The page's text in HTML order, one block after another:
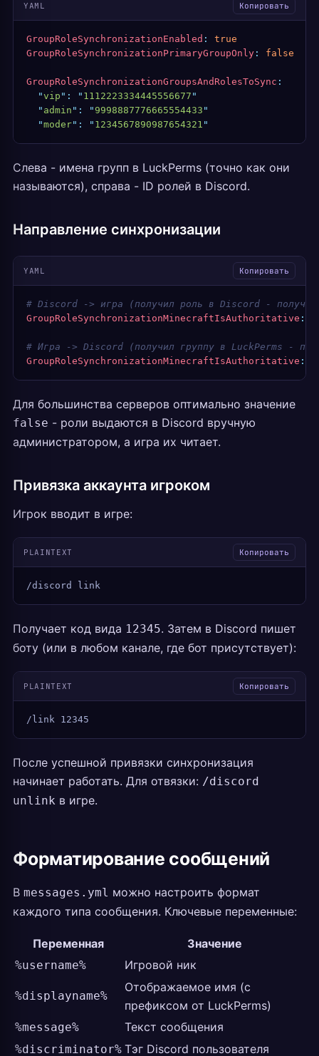
YAML Копировать
GroupRoleSynchronizationEnabled :
true
GroupRoleSynchronizationPrimaryGroupOnly : false
GroupRoleSynchronizationGroupsAndRolesToSync :
  "
vip " : " 1112223334445556677 "
  "
admin " : " 9998887776665554433 "
  "
moder" : " 1234567890987654321 "
Слева - имена групп в LuckPerms (точно как они
называются), справа - ID ролей в Discord.
Направление синхронизации
YAML Копировать
# Discord -> игра (получил роль в Discord - получил
GroupRoleSynchronizationMinecraftIsAuthoritative :
# Игра -> Discord (получил группу в LuckPerms -
GroupRoleSynchronizationMinecraftIsAuthoritative :
Для большинства серверов оптимально значение
false - роли выдаются в Discord вручную
администратором, а игра их читает.
Привязка аккаунта игроком
Игрок вводит в игре:
PLAINTEXT Копировать
/discord link
Получает код вида 12345. Затем в Discord пишет
боту (или в любом канале, где бот присутствует):
PLAINTEXT Копировать
/link 12345
После успешной привязки синхронизация
начинает работать. Для отвязки: /discord
unlink в игре.
Форматирование сообщений
В messages.yml можно настроить формат
каждого типа сообщения. Ключевые переменные:
Переменная Значение
%username% Игровой ник
%displayname%
Отображаемое имя (с
префиксом от LuckPerms)
%message% Текст сообщения
%discriminator% Тэг Discord пользователя